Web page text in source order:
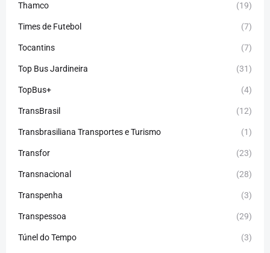
Thamco (19)
Times de Futebol (7)
Tocantins (7)
Top Bus Jardineira (31)
TopBus+ (4)
TransBrasil (12)
Transbrasiliana Transportes e Turismo (1)
Transfor (23)
Transnacional (28)
Transpenha (3)
Transpessoa (29)
Túnel do Tempo (3)